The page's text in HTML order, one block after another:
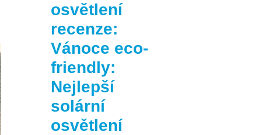
osvětlení
recenze:
Vánoce eco-
friendly:
Nejlepší
solární
osvětlení